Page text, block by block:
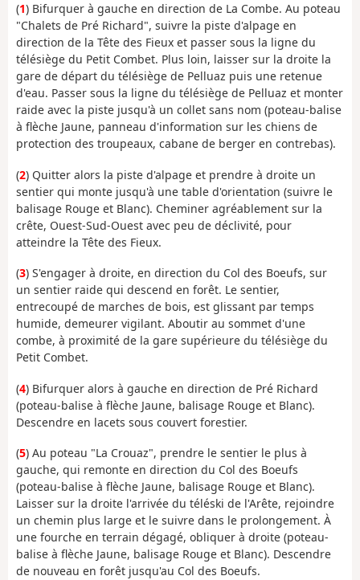
(1) Bifurquer à gauche en direction de La Combe. Au poteau
"Chalets de Pré Richard", suivre la piste d'alpage en
direction de la Tête des Fieux et passer sous la ligne du
télésiège du Petit Combet. Plus loin, laisser sur la droite la
gare de départ du télésiège de Pelluaz puis une retenue
d'eau. Passer sous la ligne du télésiège de Pelluaz et monter
raide avec la piste jusqu'à un collet sans nom (poteau-balise
à flèche Jaune, panneau d'information sur les chiens de
protection des troupeaux, cabane de berger en contrebas).
(2) Quitter alors la piste d'alpage et prendre à droite un
sentier qui monte jusqu'à une table d'orientation (suivre le
balisage Rouge et Blanc). Cheminer agréablement sur la
crête, Ouest-Sud-Ouest avec peu de déclivité, pour
atteindre la Tête des Fieux.
(3) S'engager à droite, en direction du Col des Boeufs, sur
un sentier raide qui descend en forêt. Le sentier,
entrecoupé de marches de bois, est glissant par temps
humide, demeurer vigilant. Aboutir au sommet d'une
combe, à proximité de la gare supérieure du télésiège du
Petit Combet.
(4) Bifurquer alors à gauche en direction de Pré Richard
(poteau-balise à flèche Jaune, balisage Rouge et Blanc).
Descendre en lacets sous couvert forestier.
(5) Au poteau "La Crouaz", prendre le sentier le plus à
gauche, qui remonte en direction du Col des Boeufs
(poteau-balise à flèche Jaune, balisage Rouge et Blanc).
Laisser sur la droite l'arrivée du téléski de l'Arête, rejoindre
un chemin plus large et le suivre dans le prolongement. À
une fourche en terrain dégagé, obliquer à droite (poteau-
balise à flèche Jaune, balisage Rouge et Blanc). Descendre
de nouveau en forêt jusqu'au Col des Boeufs.